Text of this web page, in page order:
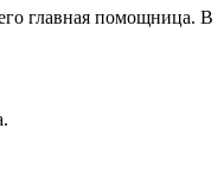
главная помощница. В